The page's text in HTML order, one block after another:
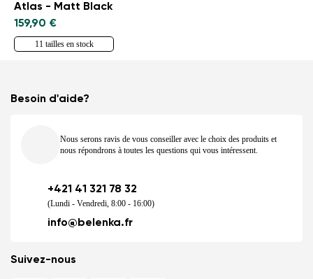
Atlas - Matt Black
159,90 €
11 tailles en stock
Besoin d'aide?
Nous serons ravis de vous conseiller avec le choix des produits et
nous répondrons à toutes les questions qui vous intéressent.
+421 41 321 78 32
(Lundi - Vendredi, 8:00 - 16:00)
info@belenka.fr
Suivez-nous